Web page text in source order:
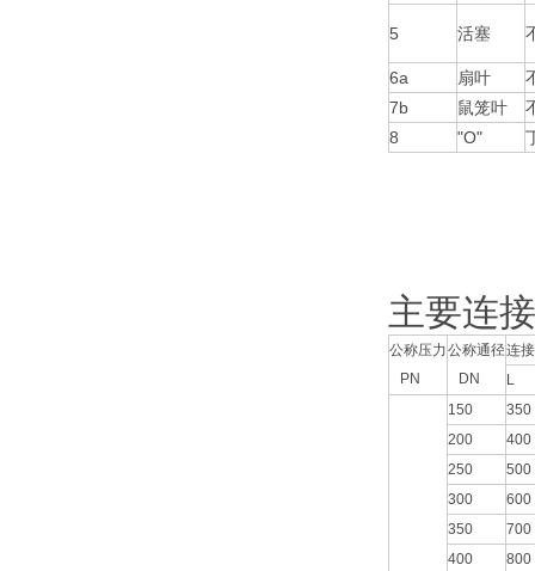
5 活塞
6a 扇叶
7b
鼠笼叶
8
"O"
主要连
公称压力
PN
公称通径
DN
连
L
150
350
200
400
250
500
300
600
350
700
400
800